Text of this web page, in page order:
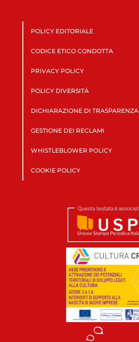
POLICY EDITORIALE
CODICE ETICO CONDOTTA
PRIVACY POLICY
POLICY DIVERSITÀ
DICHIARAZIONE DI TRASPARENZA
GESTIONE DEI RECLAMI
WHISTLEBLOWER POLICY
COOKIE POLICY